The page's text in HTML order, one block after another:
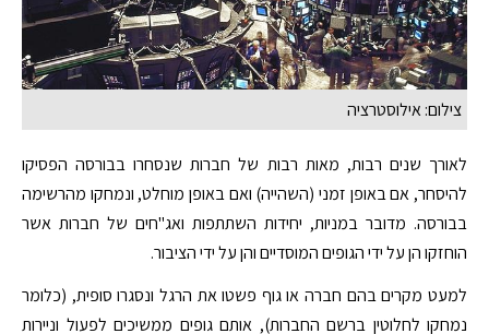
צילום: אילוסטרציה
לאורך שנים רבות, מאות רבות של חברות שנסחרו בבורסה הפסיקו
להיסחר, אם באופן זמני (השהייה) ואם באופן מוחלט, ונמחקו מהרשימה
בבורסה. מדובר במניות, יחידות השתתפות ואג"חים של חברות אשר
הוחזקו הן על ידי הגופים המוסדיים והן על ידי הציבור.
למעט מקרים בהם חברה או גוף פשטו את הרגל ונסגרו סופית, (כלומר
נמחקו לחלוטין ברשם החברות), אותם גופים ממשיכים לפעול וניירות